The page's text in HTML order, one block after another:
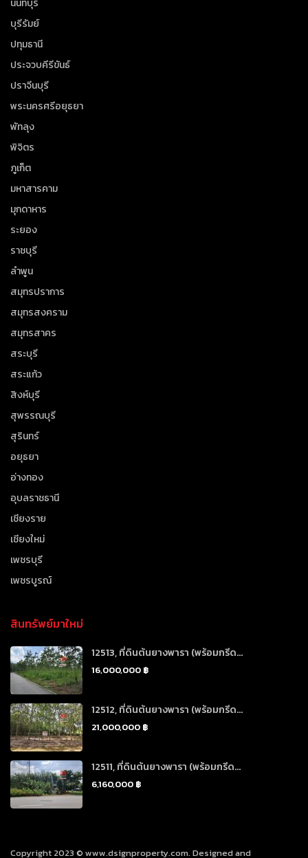
นนทบุรี
บุรีรัมย์
ปทุมธานี
ประจวบคีรีขันธ์
ปราจีนบุรี
พระนครศรีอยุธยา
พัทลุง
พิจิตร
ภูเก็ต
มหาสารคาม
มุกดาหาร
ระยอง
ราชบุรี
ลำพูน
สมุทรปราการ
สมุทรสงคราม
สมุทรสาคร
สระบุรี
สระแก้ว
สิงห์บุรี
สุพรรณบุรี
สุรินทร์
อยุธยา
อ่างทอง
อุบลราชธานี
เชียงราย
เชียงใหม่
เพชรบุรี
เพชรบูรณ์
สินทรัพย์มาใหม่
12513, ที่ดินต้นยางพารา (พร้อมกรีด...
16,000,000 ฿
12512, ที่ดินต้นยางพารา (พร้อมกรีด...
21,000,000 ฿
12511, ที่ดินต้นยางพารา (พร้อมกรีด...
6,160,000 ฿
Copyright 2023 © www.dsignproperty.com. Designed and